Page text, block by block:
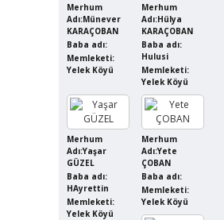
Merhum
Adı:Münever
KARAÇOBAN
Baba adı:
Memleketi:
Yelek Köyü
Merhum
Adı:Hülya
KARAÇOBAN
Baba adı:
Hulusi
Memleketi:
Yelek Köyü
Merhum
Adı:Yaşar
GÜZEL
Baba adı:
HAyrettin
Memleketi:
Yelek Köyü
Merhum
Adı:Yete
ÇOBAN
Baba adı:
Memleketi:
Yelek Köyü